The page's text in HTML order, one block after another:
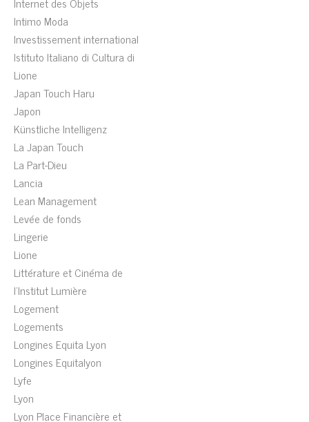
Intimo Moda
Investissement international
Istituto Italiano di Cultura di
Lione
Japan Touch Haru
Japon
Künstliche Intelligenz
La Japan Touch
La Part-Dieu
Lancia
Lean Management
Levée de fonds
Lingerie
Lione
Littérature et Cinéma de
l'Institut Lumière
Logement
Logements
Longines Equita Lyon
Longines Equitalyon
Lyfe
Lyon
Lyon Place Financière et